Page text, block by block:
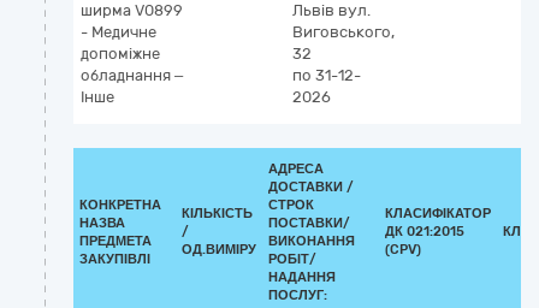
ширма V0899
- Медичне
допоміжне
обладнання –
Інше
Львів вул.
Виговського,
32
по 31-12-
2026
КОНКРЕТНА
НАЗВА
ПРЕДМЕТА
ЗАКУПІВЛІ
КІЛЬКІСТЬ
/
ОД.ВИМІРУ
АДРЕСА
ДОСТАВКИ /
СТРОК
ПОСТАВКИ/
ВИКОНАННЯ
РОБІТ/
НАДАННЯ
ПОСЛУГ:
КЛАСИФІКАТОР
ДК 021:2015
(CPV)